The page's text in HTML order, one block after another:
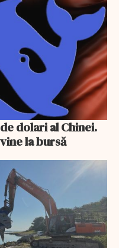
dolari al Chinei.
la bursă